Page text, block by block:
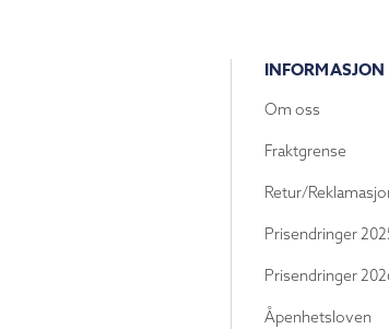
INFORMASJON
Om oss
Fraktgrense
Retur/
Prisendringer
Prisendringer
Åpenhetsloven